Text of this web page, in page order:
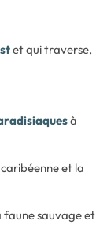
et qui traverse,
à
et la
faune sauvage et